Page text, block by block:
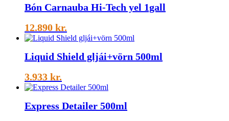
Bón Carnauba Hi-Tech yel 1gall
12.890 kr.
Liquid Shield gljái+vörn 500ml
3.933 kr.
Express Detailer 500ml